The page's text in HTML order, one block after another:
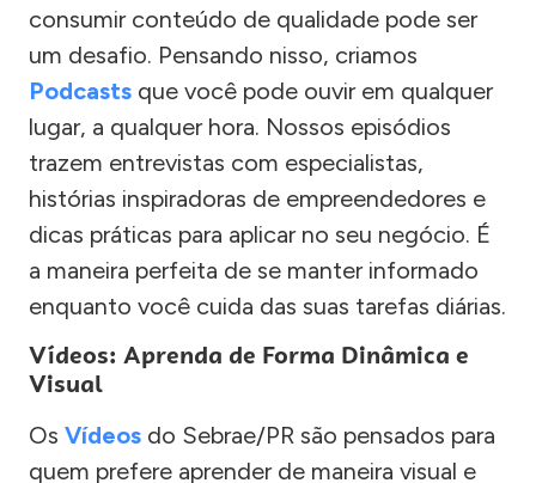
consumir conteúdo de qualidade pode ser
um desafio. Pensando nisso, criamos
Podcasts que você pode ouvir em qualquer
lugar, a qualquer hora. Nossos episódios
trazem entrevistas com especialistas,
histórias inspiradoras de empreendedores e
dicas práticas para aplicar no seu negócio. É
a maneira perfeita de se manter informado
enquanto você cuida das suas tarefas diárias.
Vídeos: Aprenda de Forma Dinâmica e
Visual
Os Vídeos do Sebrae/PR são pensados para
quem prefere aprender de maneira visual e